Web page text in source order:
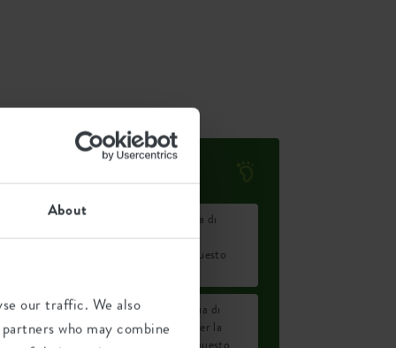
About
our traffic. We also
who may combine
Impronta ambientale
0,33
Emissione media di
CO2 per la
produzione di questo
0,28
Emissione media di
energia verde per la